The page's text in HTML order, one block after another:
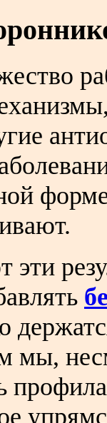
эти
мы,